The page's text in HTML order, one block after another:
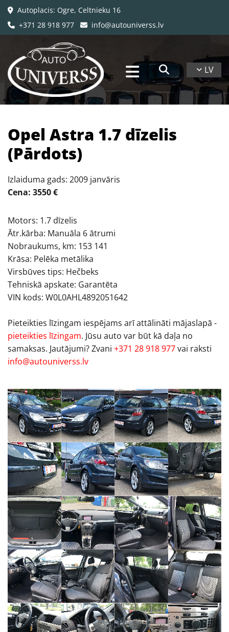
 Autoplacis: Ogre, Celtnieku 16
 +371 28 918 977  info@autouniverss.lv
LV
​​Opel Astra 1.7 dīzelis
(Pārdots)
Izlaiduma gads: 2009 janvāris
Cena: 3550 €
Motors: 1.7 dīzelis
Ātr.kārba: Manuāla 6 ātrumi
Nobraukums, km: 153 141
Krāsa: Pelēka metālika
Virsbūves tips: Hečbeks
Tehniskā apskate: Garantēta
VIN kods: W0L0AHL4892051642
Pieteikties līzingam iespējams arī attālināti mājaslapā -
pieteikties līzingam. Jūsu auto var būt kā daļa no
samaksas. Jautājumi? Zvani +371 28 918 977vai raksti
info@autouniverss.lv